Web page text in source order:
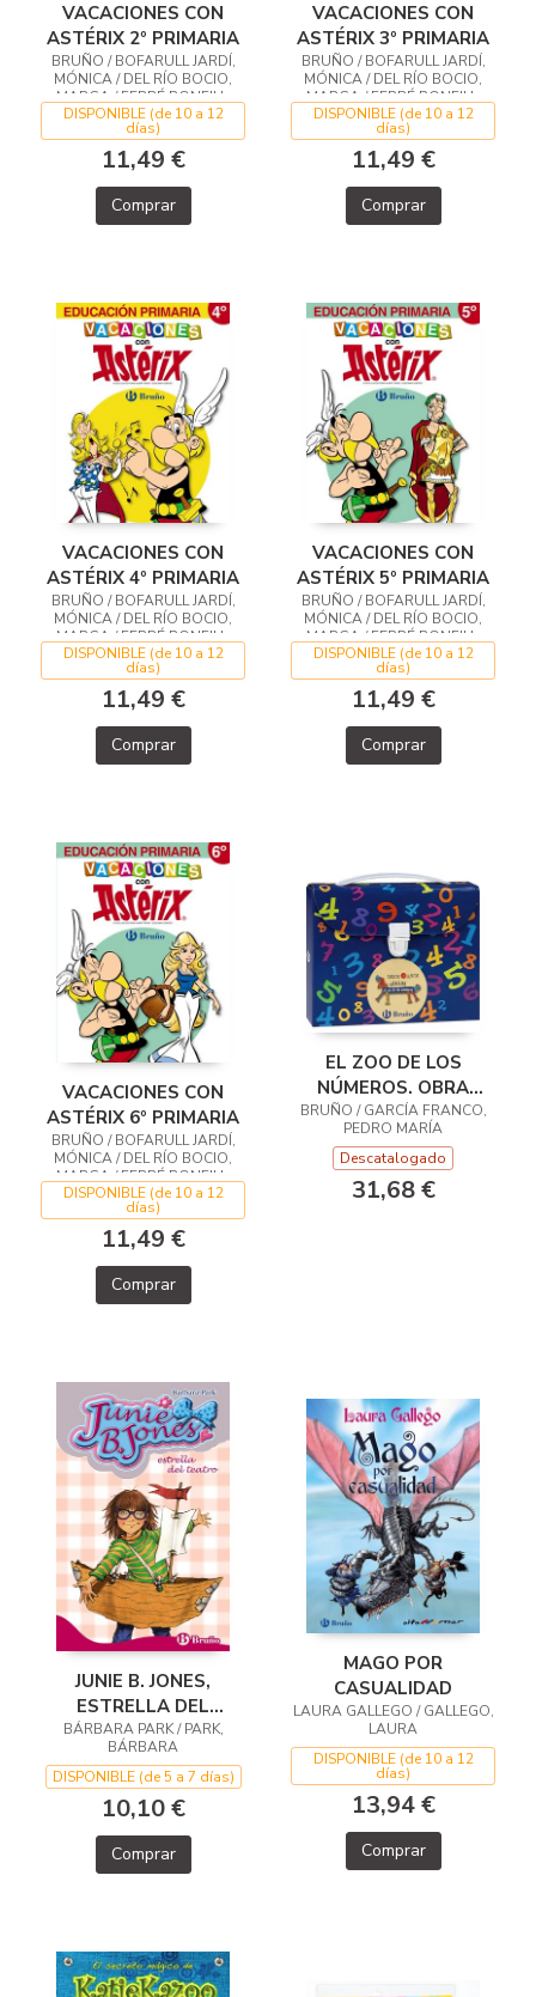
VACACIONES CON
ASTÉRIX 2º PRIMARIA
BRUÑO / BOFARULL JARDÍ,
MÓNICA / DEL RÍO BOCIO,
MARGA / FERRÉ BONFILL,
TERESA / RODRÍGUEZ ARBÓ,
MERITXELL / VERGE GUARCH,
EMPAR
DISPONIBLE (de 10 a 12
días)
11,49 €
Comprar
VACACIONES CON
ASTÉRIX 3º PRIMARIA
BRUÑO / BOFARULL JARDÍ,
MÓNICA / DEL RÍO BOCIO,
MARGA / FERRÉ BONFILL,
TERESA / RODRÍGUEZ ARBÓ,
MERITXELL / VERGE GUARCH,
EMPAR
DISPONIBLE (de 10 a 12
días)
11,49 €
Comprar
VACACIONES CON
ASTÉRIX 4º PRIMARIA
BRUÑO / BOFARULL JARDÍ,
MÓNICA / DEL RÍO BOCIO,
MARGA / FERRÉ BONFILL,
TERESA / RODRÍGUEZ ARBÓ,
MERITXELL / VERGE GUARCH,
EMPAR
DISPONIBLE (de 10 a 12
días)
11,49 €
Comprar
VACACIONES CON
ASTÉRIX 5º PRIMARIA
BRUÑO / BOFARULL JARDÍ,
MÓNICA / DEL RÍO BOCIO,
MARGA / FERRÉ BONFILL,
TERESA / RODRÍGUEZ ARBÓ,
MERITXELL / VERGE GUARCH,
EMPAR
DISPONIBLE (de 10 a 12
días)
11,49 €
Comprar
VACACIONES CON
ASTÉRIX 6º PRIMARIA
BRUÑO / BOFARULL JARDÍ,
MÓNICA / DEL RÍO BOCIO,
MARGA / FERRÉ BONFILL,
TERESA / RODRÍGUEZ ARBÓ,
MERITXELL / VERGE GUARCH,
EMPAR
DISPONIBLE (de 10 a 12
días)
11,49 €
Comprar
EL ZOO DE LOS
NÚMEROS. OBRA
COMPLETA
BRUÑO / GARCÍA FRANCO,
PEDRO MARÍA
Descatalogado
31,68 €
JUNIE B. JONES,
ESTRELLA DEL
TEATRO
BÁRBARA PARK / PARK,
BÁRBARA
DISPONIBLE (de 5 a 7 días)
10,10 €
Comprar
MAGO POR
CASUALIDAD
LAURA GALLEGO / GALLEGO,
LAURA
DISPONIBLE (de 10 a 12
días)
13,94 €
Comprar